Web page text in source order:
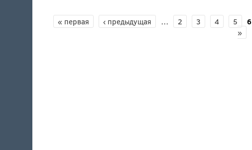
СТРАНИЦЫ
« первая ‹ предыдущая … 2 3 4 5 6
»